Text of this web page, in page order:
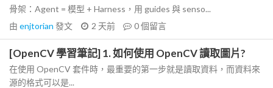
骨架：Agent = 模型 + Harness，用 guides 與 senso...
由 enjtorian 發文 2 天前 0個留言
[OpenCV 學習筆記] 1. 如何使用 OpenCV 讀取圖片?
在使用 OpenCV 套件時，最重要的第一步就是讀取資料，而資料來
源的格式可以是...